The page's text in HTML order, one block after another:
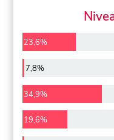
23,6%
7,8%
34,9%
19,6%